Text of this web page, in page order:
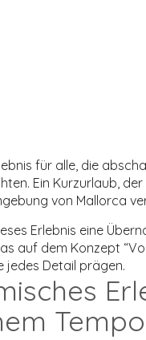
für alle, die
Ein Kurzurlaub,
von Mallorca
Erlebnis eine
auf dem Konzept
jedes Detail prägen.
Tempo